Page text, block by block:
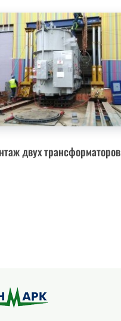
двух трансформаторов